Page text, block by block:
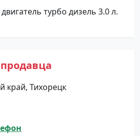
двигатель турбо дизель 3.0 л.
край, Тихорецк